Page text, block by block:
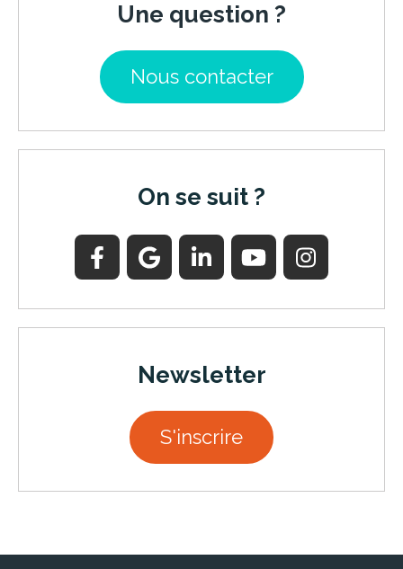
Une question ?
Nous contacter
On se suit ?
Newsletter
S'inscrire